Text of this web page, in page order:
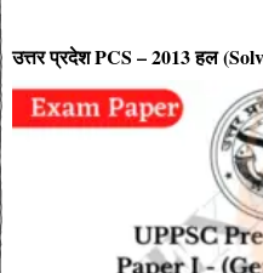
उत्तर प्रदेश PCS – 2013 हल